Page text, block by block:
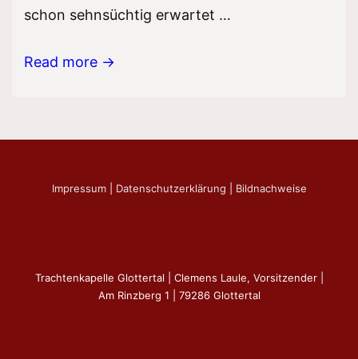
schon sehnsüchtig erwartet …
Mai
Read more →
Impressum| Datenschutzerklärung Bildnachweise
Trachtenkapelle Glottertal | Clemens Laule, Vorsitzender |
Am Rinzberg 1 | 79286 Glottertal